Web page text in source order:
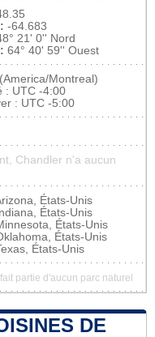
-64.683
21' 0'' Nord
64° 40' 59'' Ouest
Montreal)
: UTC -4:00
: UTC -5:00
Chandler n'a aucun
États-Unis
États-Unis
États-Unis
États-Unis
États-Unis
partie d'aucun parc naturel
DE